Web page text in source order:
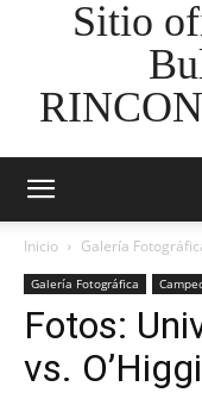
Sitio
Inicio Galería
Galería Fotográfica
Fotos:
vs.